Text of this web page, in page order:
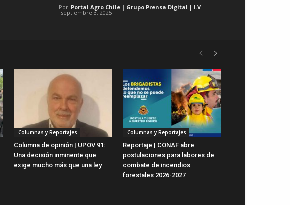
Por Portal Agro Chile | Grupo Prensa Digital | I.V -
septiembre 3, 2025
Columnas y Reportajes
Columna de opinión | UPOV 91:
Una decisión inminente que
exige mucho más que una ley
Columnas y Reportajes
Reportaje | CONAF abre
postulaciones para labores de
combate de incendios
forestales 2026-2027